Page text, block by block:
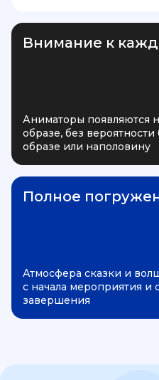
Внимание к
Аниматоры появляются
образе, без
образе или наполовину
Полное
Атмосфера сказки и
с начала мероприятия и
завершения